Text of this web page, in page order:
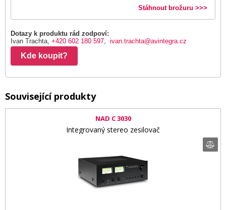
Stáhnout brožuru >>>
Dotazy k produktu rád zodpoví:
Ivan Trachta, +420 602 180 597, ivan.trachta@avintegra.cz
Kde koupit?
Související produkty
NAD C 3030
Integrovaný stereo zesilovač